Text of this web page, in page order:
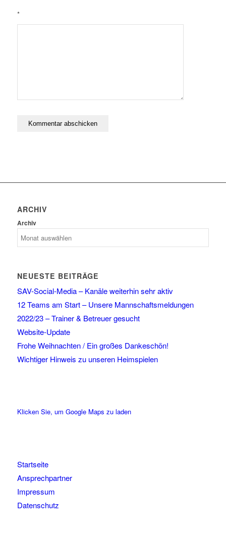
*
ARCHIV
Archiv
NEUESTE BEITRÄGE
SAV-Social-Media – Kanäle weiterhin sehr aktiv
12 Teams am Start – Unsere Mannschaftsmeldungen
2022/23 – Trainer & Betreuer gesucht
Website-Update
Frohe Weihnachten / Ein großes Dankeschön!
Wichtiger Hinweis zu unseren Heimspielen
Klicken Sie, um Google Maps zu laden
Startseite
Ansprechpartner
Impressum
Datenschutz